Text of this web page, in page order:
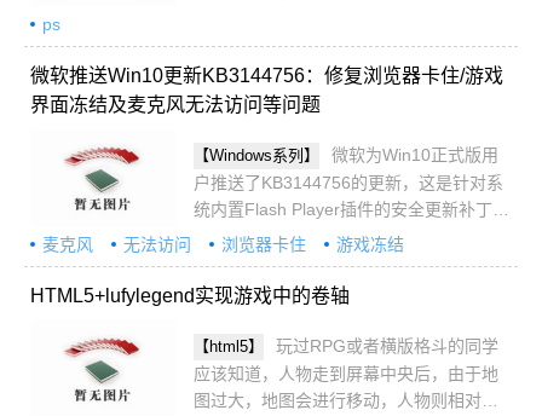
详细的教程，、需要的朋友可以参考下
ps
微软推送Win10更新KB3144756：修复浏览器卡住/游戏
界面冻结及麦克风无法访问等问题
【Windows系列】
微软为Win10正式版用
户推送了KB3144756的更新，这是针对系
统内置Flash Player插件的安全更新补丁，
该KB3144756更新为主修复了浏览器卡
住、游戏界面冻结及麦克风无法访问等问
题，具体内容参考本文
麦克风 无法访问 浏览器卡住 游戏冻结
HTML5+lufylegend实现游戏中的卷轴
【html5】
玩过RPG或者横版格斗的同学
应该知道，人物走到屏幕中央后，由于地
图过大，地图会进行移动，人物则相对静